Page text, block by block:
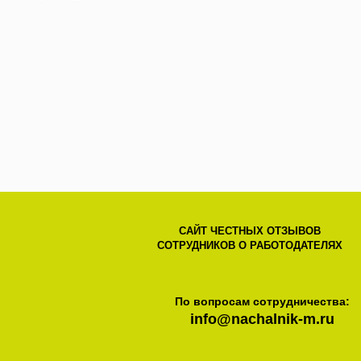
САЙТ ЧЕСТНЫХ ОТЗЫВОВ
СОТРУДНИКОВ О РАБОТОДАТЕЛЯХ
По вопросам сотрудничества:
info@nachalnik-m.ru